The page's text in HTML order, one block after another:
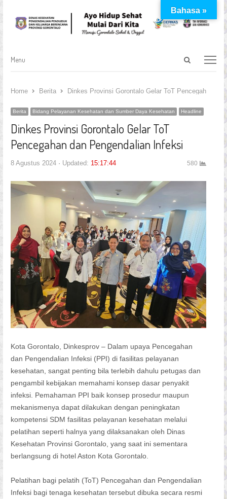
Open
Menu
Menu
Home Berita Dinkes Provinsi Gorontalo Gelar ToT Pencegahan
Berita Bidang Pelayanan Kesehatan dan Sumber Daya Kesehatan Headline
Dinkes Provinsi Gorontalo Gelar ToT
Pencegahan dan Pengendalian Infeksi
8 Agustus 2024 Updated: 15:17:44 580
Kota Gorontalo, Dinkesprov – Dalam upaya Pencegahan
dan Pengendalian Infeksi (PPI) di fasilitas pelayanan
kesehatan, sangat penting bila terlebih dahulu petugas dan
pengambil kebijakan memahami konsep dasar penyakit
infeksi. Pemahaman PPI baik konsep prosedur maupun
mekanismenya dapat dilakukan dengan peningkatan
kompetensi SDM fasilitas pelayanan kesehatan melalui
pelatihan seperti halnya yang dilaksanakan oleh Dinas
Kesehatan Provinsi Gorontalo, yang saat ini sementara
berlangsung di hotel Aston Kota Gorontalo.
Pelatihan bagi pelatih (ToT) Pencegahan dan Pengendalian
Infeksi bagi tenaga kesehatan tersebut dibuka secara resmi
Bahasa »